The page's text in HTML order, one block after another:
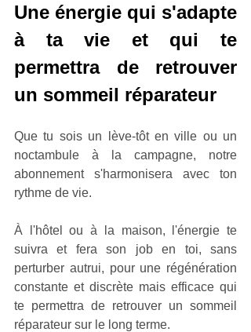
Une énergie qui s'adapte
à ta vie et qui te
permettra de retrouver
un sommeil réparateur
Que tu sois un lève-tôt en ville ou un
noctambule à la campagne, notre
abonnement s'harmonisera avec ton
rythme de vie.
À l'hôtel ou à la maison, l'énergie te
suivra et fera son job en toi, sans
perturber autrui, pour une régénération
constante et discrète mais efficace qui
te permettra de retrouver un sommeil
réparateur sur le long terme.